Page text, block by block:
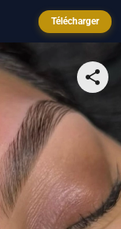
Télécharger